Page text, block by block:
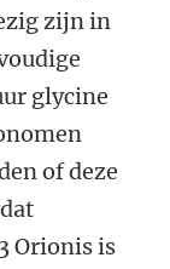
zijn in
glycine
of deze
Orionis is